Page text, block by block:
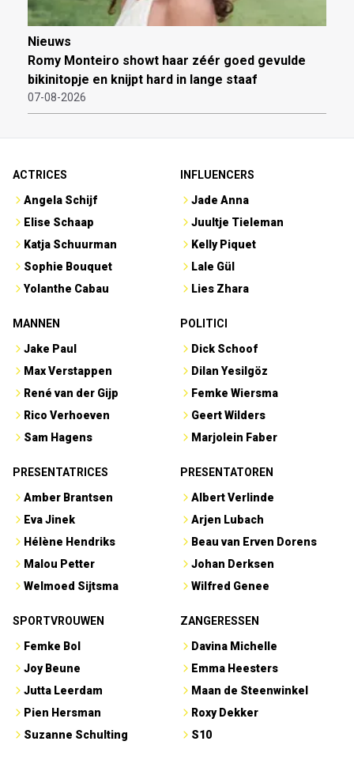
Nieuws
Romy Monteiro showt haar zéér goed gevulde
bikinitopje en knijpt hard in lange staaf
07-08-2026
ACTRICES
Angela Schijf
Elise Schaap
Katja Schuurman
Sophie Bouquet
Yolanthe Cabau
INFLUENCERS
Jade Anna
Juultje Tieleman
Kelly Piquet
Lale Gül
Lies Zhara
MANNEN
Jake Paul
Max Verstappen
René van der Gijp
Rico Verhoeven
Sam Hagens
POLITICI
Dick Schoof
Dilan Yesilgöz
Femke Wiersma
Geert Wilders
Marjolein Faber
PRESENTATRICES
Amber Brantsen
Eva Jinek
Hélène Hendriks
Malou Petter
Welmoed Sijtsma
PRESENTATOREN
Albert Verlinde
Arjen Lubach
Beau van Erven Dorens
Johan Derksen
Wilfred Genee
SPORTVROUWEN
Femke Bol
Joy Beune
Jutta Leerdam
Pien Hersman
Suzanne Schulting
ZANGERESSEN
Davina Michelle
Emma Heesters
Maan de Steenwinkel
Roxy Dekker
S10